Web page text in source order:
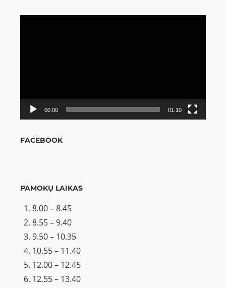
00:00 01:10
FACEBOOK
PAMOKŲ LAIKAS
8.00 – 8.45
8.55 – 9.40
9.50 – 10.35
10.55 – 11.40
12.00 – 12.45
12.55 – 13.40